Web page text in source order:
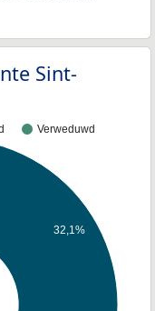
Sint-
Verweduwd
32,1%